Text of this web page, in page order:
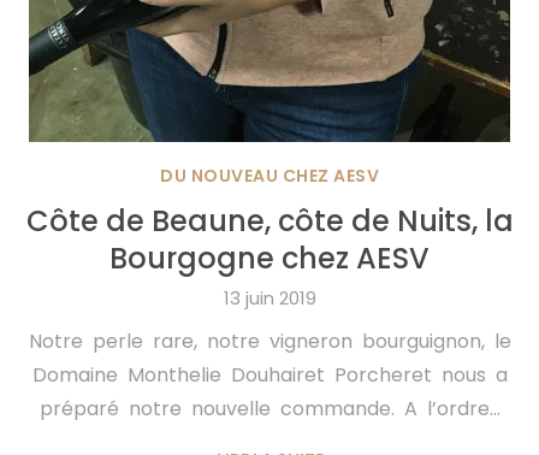
DU NOUVEAU CHEZ AESV
Côte de Beaune, côte de Nuits, la
Bourgogne chez AESV
13 juin 2019
Notre perle rare, notre vigneron bourguignon, le
Domaine Monthelie Douhairet Porcheret nous a
préparé notre nouvelle commande. A l’ordre...